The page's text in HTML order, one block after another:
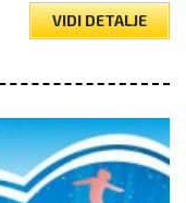
VIDI DETALJE